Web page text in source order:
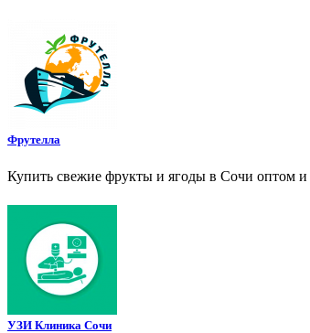
Фрутелла
Купить свежие фрукты и ягоды в Сочи оптом и
УЗИ Клиника Сочи